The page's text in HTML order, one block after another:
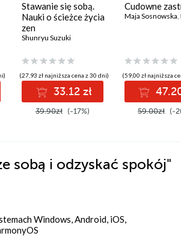
Stawanie się sobą.
Nauki o ścieżce życia
zen
Shunryu Suzuki
(27,93 zł najniższa cena z 30 dni)
33.12 zł
39.90zł (-17%)
Cudowne
Maja Sosnowska,
(59,00 zł najniższa
59.00zł (-
sobą i odzyskać spokój"
Windows, Android, iOS,